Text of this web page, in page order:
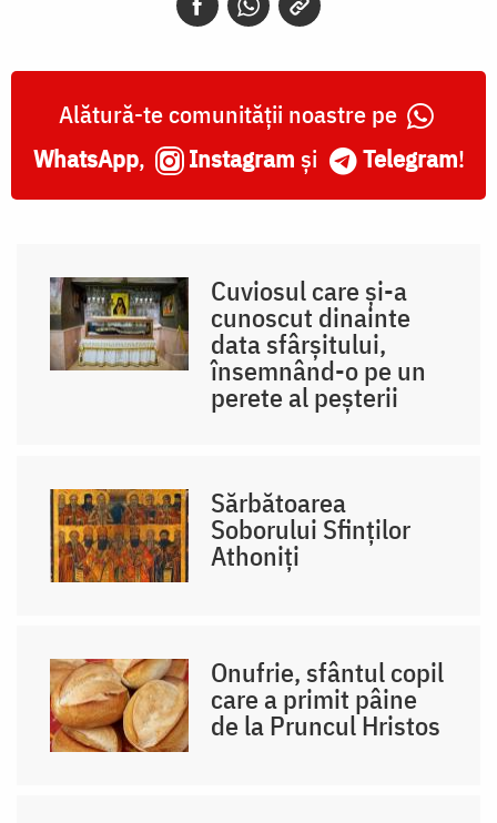
Alătură-te comunității noastre pe
WhatsApp, Instagram și Telegram!
Cuviosul care și-a
cunoscut dinainte
data sfârșitului,
însemnând-o pe un
perete al peșterii
Sărbătoarea
Soborului Sfinților
Athoniți
Onufrie, sfântul copil
care a primit pâine
de la Pruncul Hristos